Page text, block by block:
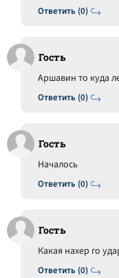
Ответить (0)
Гость
Ответить (0)
Аршавин то куда
Гость
Ответить (0)
Началось
Гость
Ответить (0)
Какая нахер го